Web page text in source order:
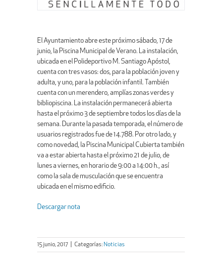
El Ayuntamiento abre este próximo sábado, 17 de
junio, la Piscina Municipal de Verano. La instalación,
ubicada en el Polideportivo M. Santiago Apóstol,
cuenta con tres vasos: dos, para la población joven y
adulta, y uno, para la población infantil. También
cuenta con un merendero, amplías zonas verdes y
bibliopiscina. La instalación permanecerá abierta
hasta el próximo 3 de septiembre todos los días de la
semana. Durante la pasada temporada, el número de
usuarios registrados fue de 14.788. Por otro lado, y
como novedad, la Piscina Municipal Cubierta también
va a estar abierta hasta el próximo 21 de julio, de
lunes a viernes, en horario de 9:00 a 14:00 h., así
como la sala de musculación que se encuentra
ubicada en el mismo edificio.
Descargar nota
15 junio, 2017 Categorías: Noticias